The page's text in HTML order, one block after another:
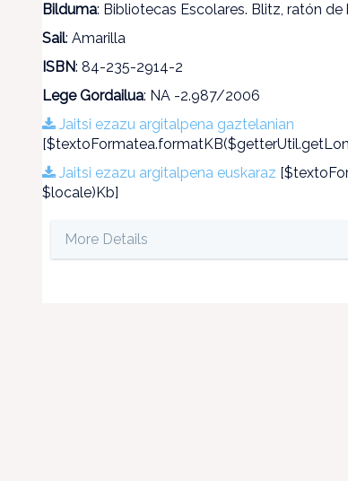
Bilduma: Bibliotecas Escolares. Blitz, ratón
Sail: Amarilla
ISBN: 84-235-2914-2
Lege Gordailua: NA -2.987/2006
Jaitsi ezazu argitalpena gaztelanian
Jaitsi ezazu argitalpena euskaraz
$locale)Kb]
More Details